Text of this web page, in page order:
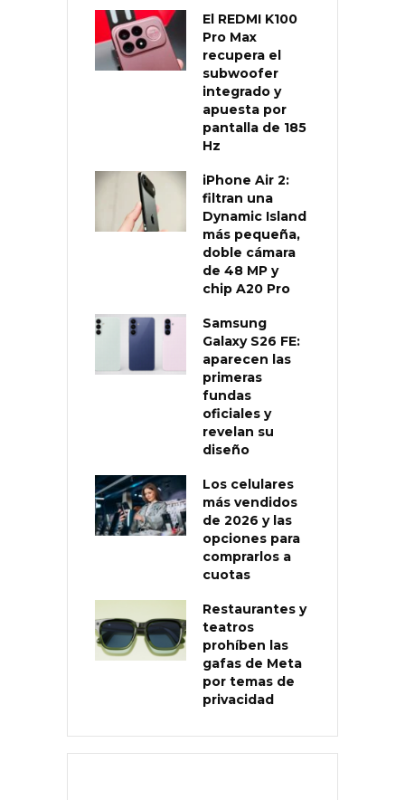
El REDMI K100
Pro Max
recupera el
subwoofer
integrado y
apuesta por
pantalla de 185
Hz
iPhone Air 2:
filtran una
Dynamic Island
más pequeña,
doble cámara
de 48 MP y
chip A20 Pro
Samsung
Galaxy S26 FE:
aparecen las
primeras
fundas
oficiales y
revelan su
diseño
Los celulares
más vendidos
de 2026 y las
opciones para
comprarlos a
cuotas
Restaurantes y
teatros
prohíben las
gafas de Meta
por temas de
privacidad